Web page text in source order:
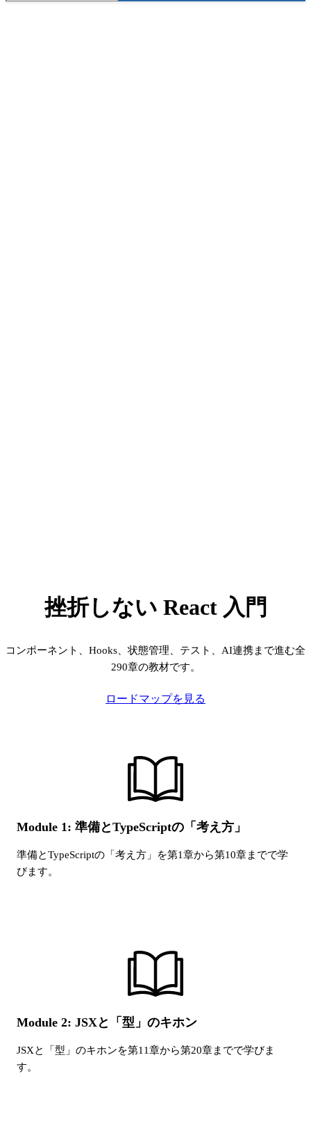
挫折しない React 入門
コンポーネント、Hooks、状態管理、テスト、AI連携まで進む全
290章の教材です。
ロードマップを見る
Module 1: 準備とTypeScriptの「考え方」
準備とTypeScriptの「考え方」 を第1章から第10章までで学
びます。
Module 2: JSXと「型」のキホン
JSXと「型」のキホンを第11章から第20章までで学びま
す。